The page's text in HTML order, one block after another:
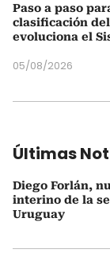
Paso a paso
clasificación
evoluciona el
05/08/2026
Últimas
Diego Forlán,
interino de la
Uruguay